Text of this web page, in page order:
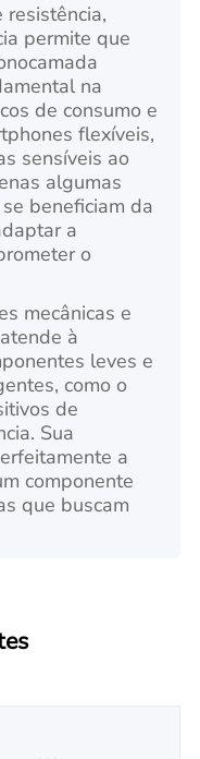
resistência,
permite que
na
de consumo e
flexíveis,
sensíveis ao
algumas
beneficiam da
a
o
mecânicas e
à
leves e
como o
de
Sua
a
componente
que buscam